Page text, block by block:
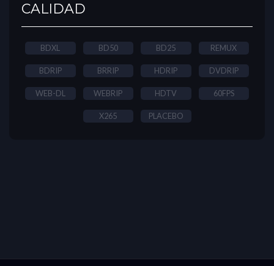
CALIDAD
BDXL BD50 BD25 REMUX
BDRIP BRRIP HDRIP DVDRIP
WEB-DL WEBRIP HDTV 60FPS
X265 PLACEBO